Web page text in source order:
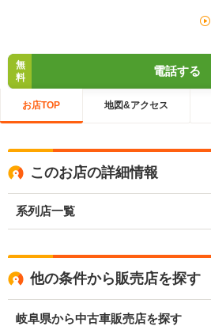
無
料
電話する
お店TOP 地図&アクセス
このお店の詳細情報
系列店一覧
他の条件から販売店を探す
岐阜県から中古車販売店を探す